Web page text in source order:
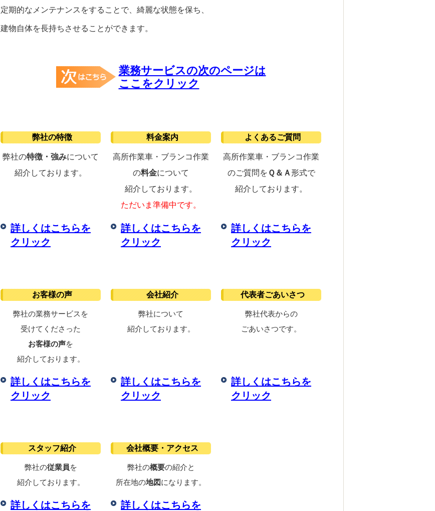
定期的なメンテナンスをすることで、綺麗な状態を保ち、
建物自体を長持ちさせることができます。
業務サービスの次のページは
ここをクリック
弊社の特徴
弊社の特徴・強みについて
紹介しております。
詳しくはこちらを
クリック
料金案内
高所作業車・ブランコ作業
の料金について
紹介しております。
ただいま準備中です。
詳しくはこちらを
クリック
よくあるご質問
高所作業車・ブランコ作業
のご質問を Ｑ＆Ａ形式で
紹介しております。
詳しくはこちらを
クリック
お客様の声
弊社の業務サービスを
受けてくださった
お客様の声を
紹介しております。
詳しくはこちらを
クリック
会社紹介
弊社について
紹介しております。
詳しくはこちらを
クリック
代表者ごあいさつ
弊社代表からの
ごあいさつです。
詳しくはこちらを
クリック
スタッフ紹介
弊社の従業員を
紹介しております。
詳しくはこちらを
会社概要・アクセス
弊社の概要の紹介と
所在地の地図になります。
詳しくはこちらを